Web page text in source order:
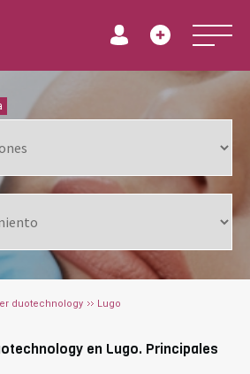
duotechnology Lugo
en Lugo. Principales